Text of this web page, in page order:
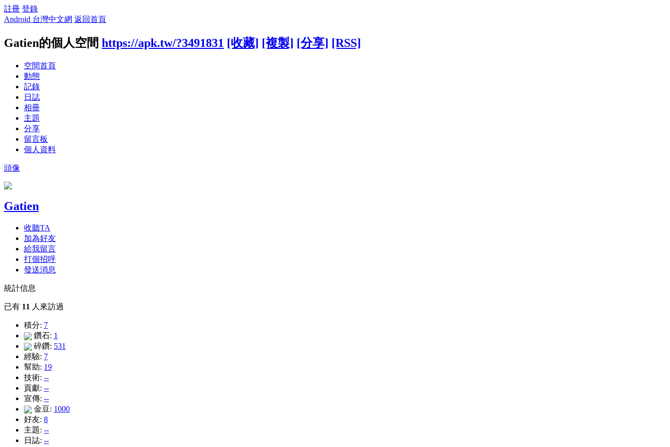
註冊 登錄
Android 台灣中文網 返回首頁
Gatien的個人空間 https://apk.tw/?3491831 [收藏] [複製] [分享] [RSS]
空間首頁
動態
記錄
日誌
相冊
主題
分享
留言板
個人資料
頭像
Gatien
收聽TA
加為好友
給我留言
打個招呼
發送消息
統計信息
已有 11 人來訪過
積分: 7
鑽石: 1
碎鑽: 531
經驗: 7
幫助: 19
技術: --
貢獻: --
宣傳: --
金豆: 1000
好友: 8
主題: --
日誌: --